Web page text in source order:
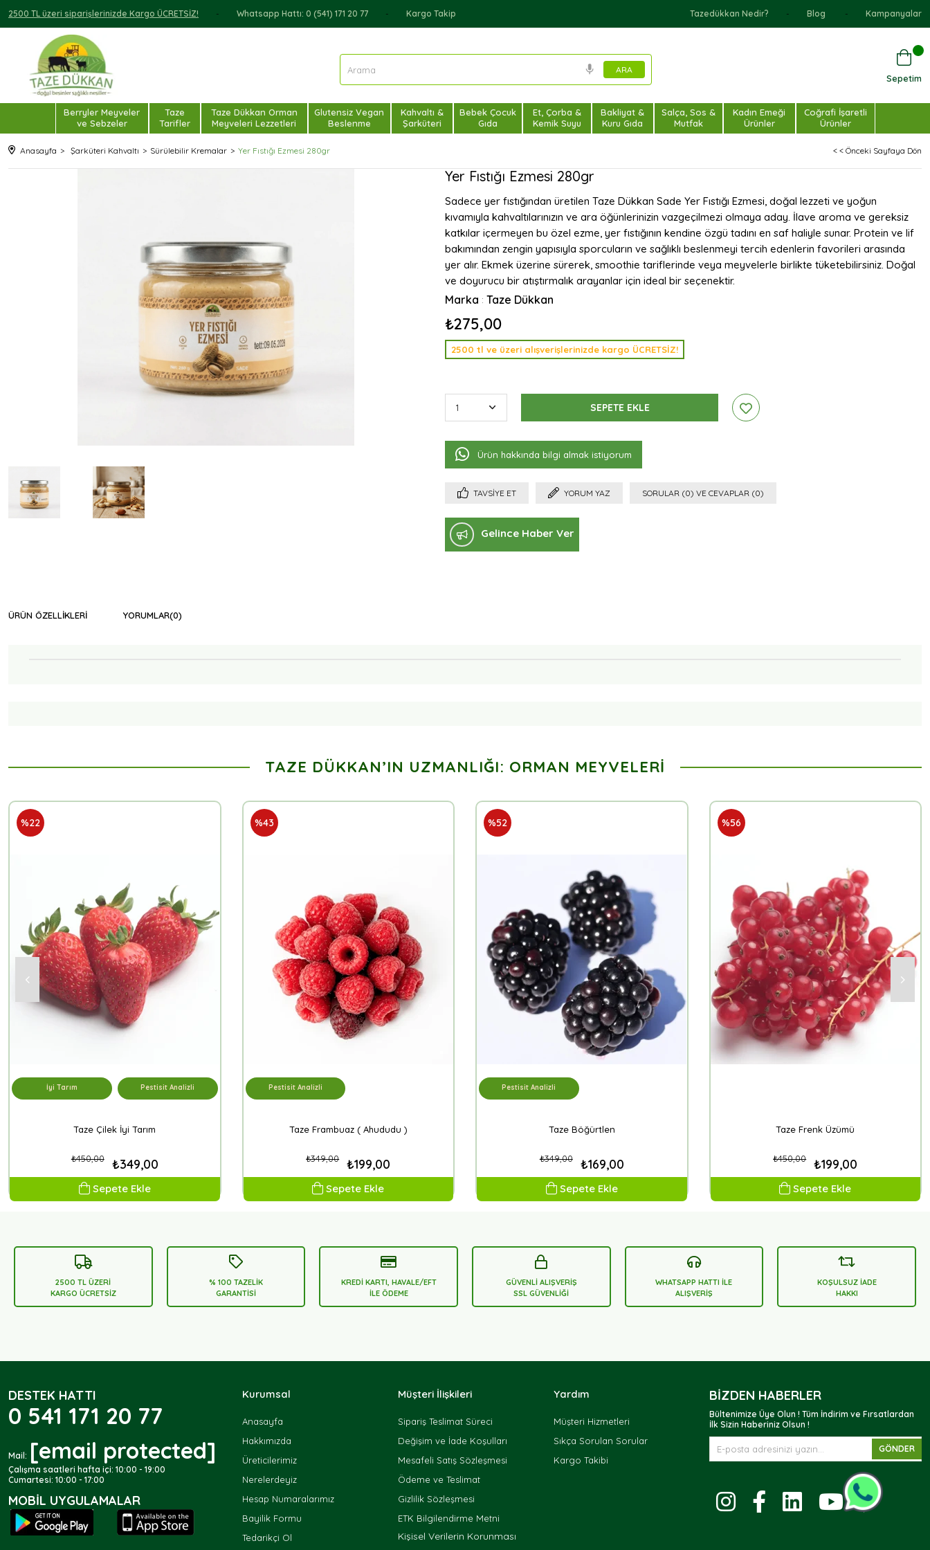
2500 TL üzeri siparişlerinizde Kargo ÜCRETSİZ! Whatsapp Hattı: 0 (541) 171 20 77 Kargo Takip Tazedükkan Nedir? Blog Kampanyalar
Sepetim
Berryler Meyveler
ve Sebzeler
Taze
Tarifler
Taze Dükkan Orman
Meyveleri Lezzetleri
Glutensiz Vegan
Beslenme
Kahvaltı &
Şarküteri
Bebek Çocuk
Gıda
Et, Çorba &
Kemik Suyu
Bakliyat &
Kuru Gıda
Salça, Sos &
Mutfak
Kadın Emeği
Ürünler
Coğrafi İşaretli
Ürünler
Anasayfa Şarküteri Kahvaltı Sürülebilir Kremalar Yer Fıstığı Ezmesi 280gr < < Önceki Sayfaya Dön
Yer Fıstığı Ezmesi 280gr
Sadece yer fıstığından üretilen Taze Dükkan Sade Yer Fıstığı Ezmesi, doğal lezzeti ve yoğun
kıvamıyla kahvaltılarınızın ve ara öğünlerinizin vazgeçilmezi olmaya aday. İlave aroma ve gereksiz
katkılar içermeyen bu özel ezme, yer fıstığının kendine özgü tadını en saf haliyle sunar. Protein ve lif
bakımından zengin yapısıyla sporcuların ve sağlıklı beslenmeyi tercih edenlerin favorileri arasında
yer alır. Ekmek üzerine sürerek, smoothie tariflerinde veya meyvelerle birlikte tüketebilirsiniz. Doğal
ve doyurucu bir atıştırmalık arayanlar için ideal bir seçenektir.
Marka : Taze Dükkan
₺275,00
2500 tl ve üzeri alışverişlerinizde kargo ÜCRETSİZ!
Ürün hakkında bilgi almak istiyorum
TAVSIYE ET YORUM YAZ SORULAR (0) VE CEVAPLAR (0)
Gelince Haber Ver
ÜRÜN ÖZELLIKLERI YORUMLAR(0)
TAZE DÜKKAN’IN UZMANLIĞI: ORMAN MEYVELERI
Taze Çilek İyi Tarım
₺349,00
₺450,00
Sepete Ekle
İyi Tarım Pestisit Analizli
%22
Taze Frambuaz ( Ahududu )
₺199,00
₺349,00
Sepete Ekle
Pestisit Analizli
%43
Taze Böğürtlen
₺169,00
₺349,00
Sepete Ekle
Pestisit Analizli
%52
Taze Frenk Üzümü
₺199,00
₺450,00
Sepete Ekle
%56
2500 TL ÜZERİ
KARGO ÜCRETSİZ
% 100 TAZELİK
GARANTİSİ
KREDİ KARTI, HAVALE/EFT
İLE ÖDEME
GÜVENLİ ALIŞVERİŞ
SSL GÜVENLİĞİ
WHATSAPP HATTI İLE
ALIŞVERİŞ
KOŞULSUZ İADE
HAKKI
DESTEK HATTI
0 541 171 20 77
Mail: [email protected]
Çalışma saatleri hafta içi: 10:00 - 19:00
Cumartesi: 10:00 - 17:00
MOBIL UYGULAMALAR
Kurumsal
Anasayfa
Hakkımızda
Üreticilerimiz
Nerelerdeyiz
Hesap Numaralarımız
Bayilik Formu
Tedarikçi Ol
Müşteri İlişkileri
Sipariş Teslimat Süreci
Değişim ve İade Koşulları
Mesafeli Satış Sözleşmesi
Ödeme ve Teslimat
Gizlilik Sözleşmesi
ETK Bilgilendirme Metni
Kişisel Verilerin Korunması
Yardım
Müşteri Hizmetleri
Sıkça Sorulan Sorular
Kargo Takibi
BIZDEN HABERLER
Bültenimize Üye Olun ! Tüm İndirim ve Fırsatlardan
İlk Sizin Haberiniz Olsun !
GÖNDER